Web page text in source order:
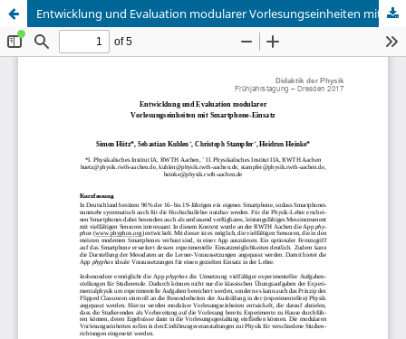
Entwicklung und Evaluation modularer Vorlesungseinheiten mit Smartphone-Einsatz